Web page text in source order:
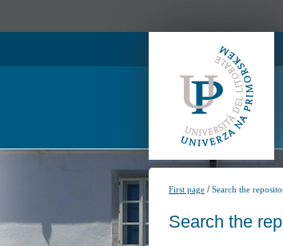
First page /Search the
Search the